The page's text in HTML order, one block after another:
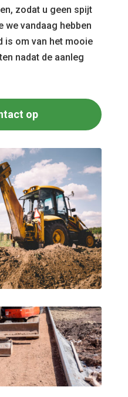
zodat u geen spijt
we vandaag hebben
is om van het mooie
nadat de aanleg
op